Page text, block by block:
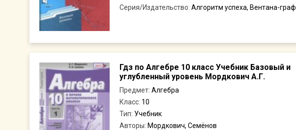
Серия/Издательство: Алгоритм успеха, Вентана-граф
Гдз по Алгебре 10 класс Учебник Базовый и
углубленный уровень Мордкович А.Г.
Предмет: Алгебра
Класс: 10
Тип: Учебник
Авторы: Мордкович, Семёнов